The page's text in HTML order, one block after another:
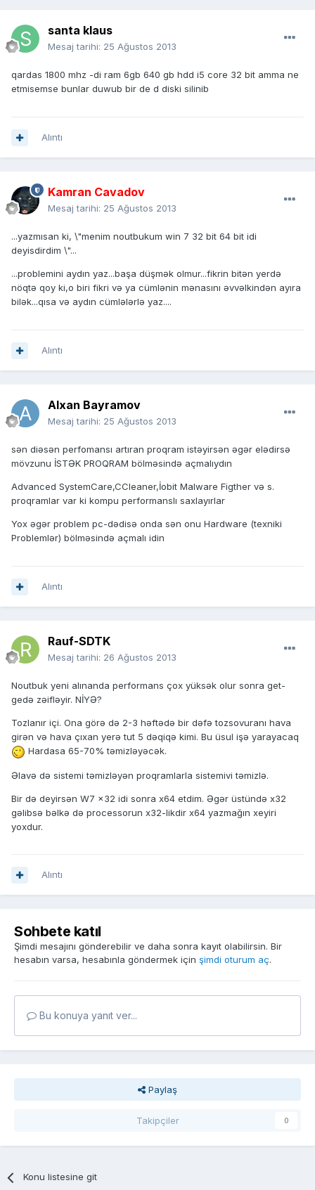
santa klaus
Mesaj tarihi: 25 Ağustos 2013
qardas 1800 mhz -di ram 6gb 640 gb hdd i5 core 32 bit amma ne
etmisemse bunlar duwub bir de d diski silinib
Alıntı
Kamran Cavadov
Mesaj tarihi: 25 Ağustos 2013
...yazmısan ki, \"menim noutbukum win 7 32 bit 64 bit idi
deyisdirdim \"...
...problemini aydın yaz...başa düşmək olmur...fikrin bitən yerdə
nöqtə qoy ki,o biri fikri və ya cümlənin mənasını əvvəlkindən ayıra
bilək...qısa və aydın cümlələrlə yaz....
Alıntı
Alxan Bayramov
Mesaj tarihi: 25 Ağustos 2013
sən diəsən perfomansı artıran proqram istəyirsən əgər elədirsə
mövzunu İSTƏK PROQRAM bölməsində açmalıydın
Advanced SystemCare,CCleaner,İobit Malware Figther və s.
proqramlar var ki kompu performanslı saxlayırlar
Yox əgər problem pc-dədisə onda sən onu Hardware (texniki
Problemlər) bölməsində açmalı idin
Alıntı
Rauf-SDTK
Mesaj tarihi: 26 Ağustos 2013
Noutbuk yeni alınanda performans çox yüksək olur sonra get-
gedə zəifləyir. NİYƏ?
Tozlanır içi. Ona görə də 2-3 həftədə bir dəfə tozsovuranı hava
girən və hava çıxan yerə tut 5 dəqiqə kimi. Bu üsul işə yarayacaq
Hardasa 65-70% təmizləyəcək.
Əlavə də sistemi təmizləyən proqramlarla sistemivi təmizlə.
Bir də deyirsən W7 x32 idi sonra x64 etdim. Əgər üstündə x32
gəlibsə bəlkə də processorun x32-likdir x64 yazmağın xeyiri
yoxdur.
Alıntı
Sohbete katıl
Şimdi mesajını gönderebilir ve daha sonra kayıt olabilirsin. Bir
hesabın varsa, hesabınla göndermek için şimdi oturum aç.
Bu konuya yanıt ver...
Paylaş
Takipçiler 0
Konu listesine git